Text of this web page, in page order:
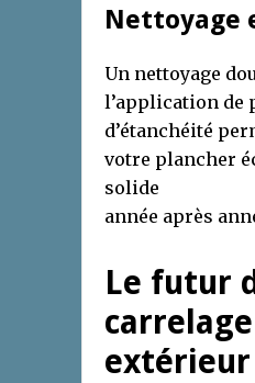
Nettoyage
Un nettoyage
l’application de
d’étanchéité
votre plancher
solide
année après
Le futur
carrelage
extérieur